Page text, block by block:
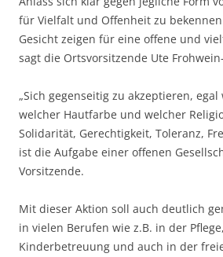
für Vielfalt und Offenheit zu
Gesicht zeigen für eine offene und
sagt die Ortsvorsitzende Ute
„Sich gegenseitig zu akzeptieren,
welcher Hautfarbe und welcher
Solidarität, Gerechtigkeit, Toleranz,
ist die Aufgabe einer offenen
Vorsitzende.
Mit dieser Aktion soll auch deutlich
in vielen Berufen wie z.B. in der
Kinderbetreuung und auch in der